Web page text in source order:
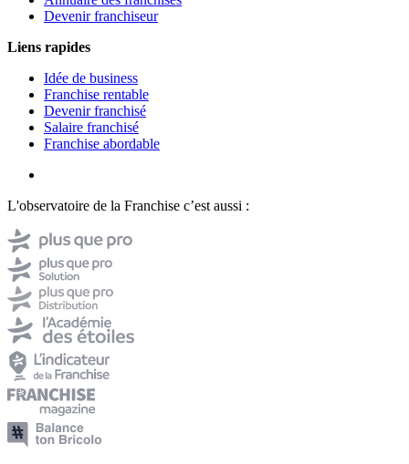
Devenir franchiseur
Liens rapides
Idée de business
Franchise rentable
Devenir franchisé
Salaire franchisé
Franchise abordable
L'observatoire de la Franchise c’est aussi :